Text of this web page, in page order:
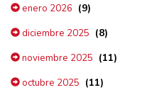
enero 2026 (9)
diciembre 2025 (8)
noviembre 2025 (11)
octubre 2025 (11)